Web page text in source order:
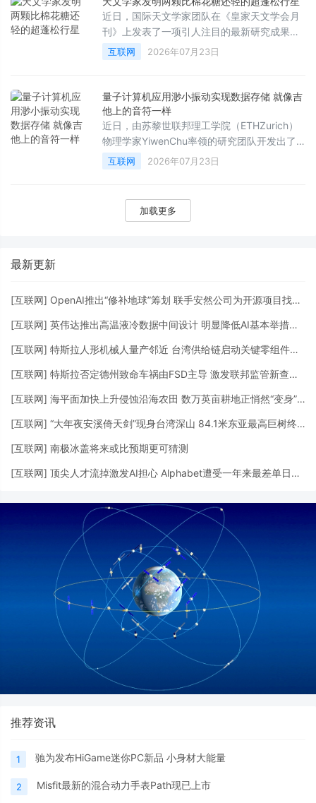
超乎想象的强大计算能力。
近日，国际天文学家团队在《皇家天文学会月
刊》上发表了一项引人注目的最新研究成果，
宣布在距离地球约1110光年外的南天星座“飞鱼
座”中，发现了两颗密度极低的“超级蓬松”巨行
为科学家研究奇异行星的起源与演化提供了罕
见的全新窗口。
互联网 2026年07月23日
量子计算机应用渺小振动实现数据存储 就像吉
他上的音符一样
近日，由苏黎世联邦理工学院（ETHZurich）
物理学家YiwenChu率领的研究团队开发出了
一种全新的量子芯片，成功将信息以微小振动
（即声子携带的振动能量包）的形式存储在芯
上共鸣的音符。这项突破性成果有望彻底改变
未来量子计算机的构建方式。
互联网 2026年07月23日
加载更多
最新更新
[互联网] OpenAI推出“修补地球”筹划 联手安然公司为开源项目找马脚打补丁
[互联网] 英伟达推出高温液冷数据中间设计 明显降低AI基本举措措施用水需求
[互联网] 特斯拉人形机械人量产邻近 台湾供给链启动关键零组件供货
[互联网] 特斯拉否定德州致命车祸由FSD主导 激发联邦监管新查询拜访
[互联网] 海平面加快上升侵蚀沿海农田 数万英亩耕地正悄然“变身”湿地
[互联网] “大年夜安溪倚天剑”现身台湾深山 84.1米东亚最高巨树终被发明
[互联网] 南极冰盖将来或比预期更可猜测
[互联网] 顶尖人才流掉激发AI担心 Alphabet遭受一年来最差单日表示
推荐资讯
1 驰为发布HiGame迷你PC新品 小身材大能量
2 Misfit最新的混合动力手表Path现已上市